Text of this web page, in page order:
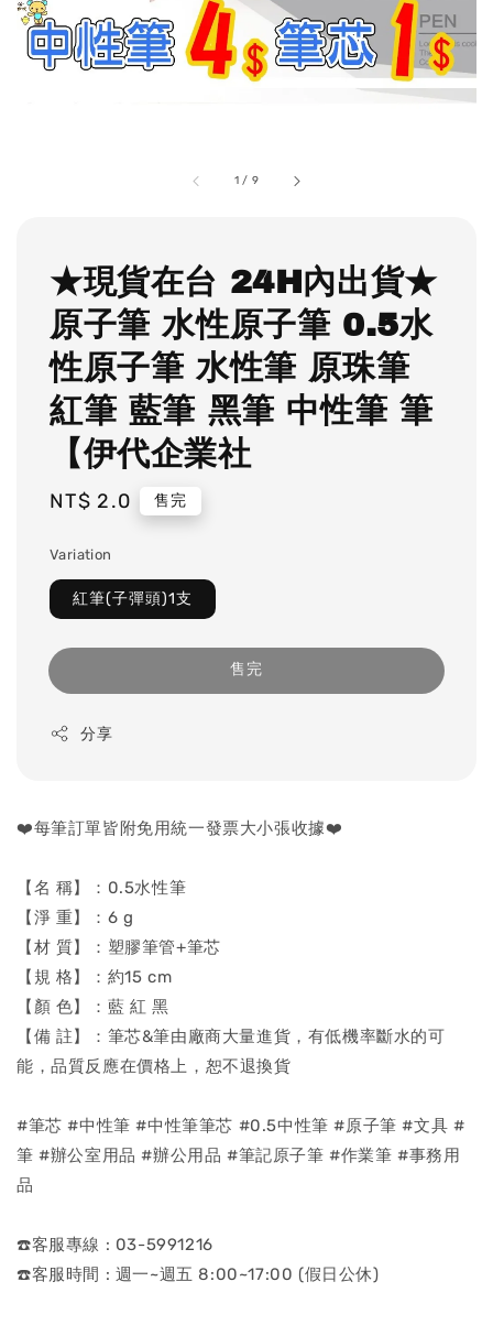
1 / 9
★現貨在台 24H內出貨★
原子筆 水性原子筆 0.5水
性原子筆 水性筆 原珠筆
紅筆 藍筆 黑筆 中性筆 筆
【伊代企業社
Regular
NT$ 2.0 售完
Variation
紅筆(子彈頭)1支
售完
分享
❤️每筆訂單皆附免用統一發票大小張收據❤️
【名 稱】：0.5水性筆
【淨 重】：6 g
【材 質】：塑膠筆管+筆芯
【規 格】：約15 cm
【顏 色】：藍 紅 黑
【備 註】：筆芯&筆由廠商大量進貨，有低機率斷水的可
能，品質反應在價格上，恕不退換貨
#筆芯 #中性筆 #中性筆筆芯 #0.5中性筆 #原子筆 #文具 #
筆 #辦公室用品 #辦公用品 #筆記原子筆 #作業筆 #事務用
品
☎️客服專線 : 03-5991216
☎️客服時間 : 週一~週五 8:00~17:00 (假日公休)